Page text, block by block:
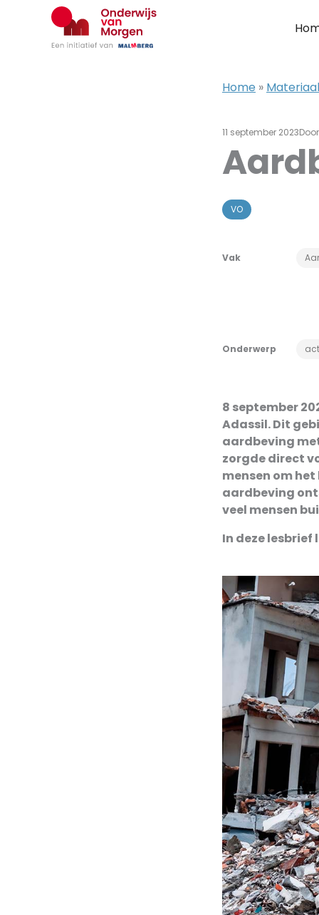
Home » Materiaal
11 september 2023Door
VO
Vak
Onderwerp
8 september
Adassil. Dit
aardbeving
zorgde direct
mensen om het
aardbeving
veel mensen
In deze lesbrief